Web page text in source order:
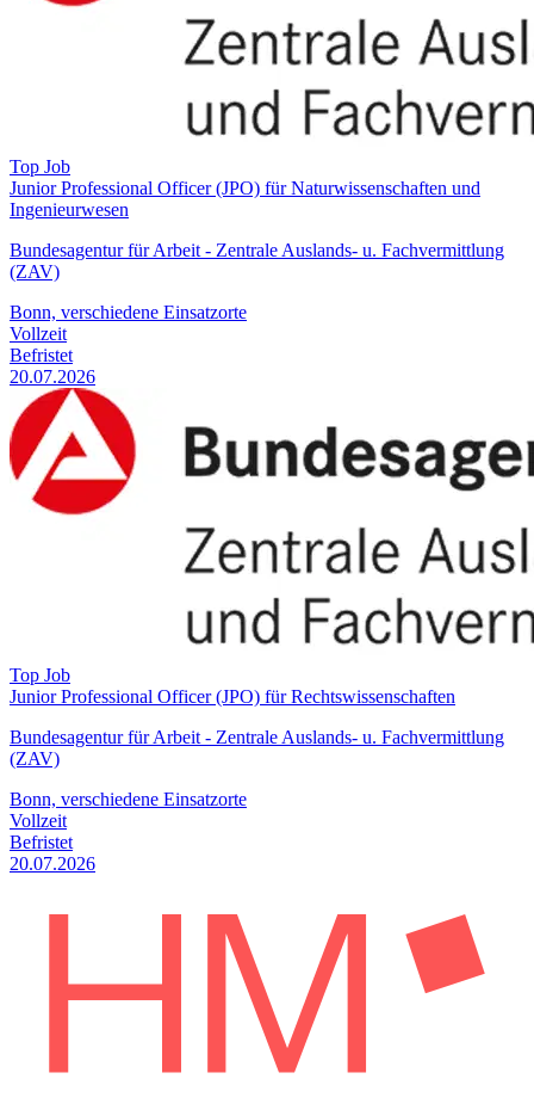
Top Job
Junior Professional Officer (JPO) für Naturwissenschaften und
Ingenieurwesen
Bundesagentur für Arbeit - Zentrale Auslands- u. Fachvermittlung
(ZAV)
Bonn, verschiedene Einsatzorte
Vollzeit
Befristet
20.07.2026
Top Job
Junior Professional Officer (JPO) für Rechtswissenschaften
Bundesagentur für Arbeit - Zentrale Auslands- u. Fachvermittlung
(ZAV)
Bonn, verschiedene Einsatzorte
Vollzeit
Befristet
20.07.2026